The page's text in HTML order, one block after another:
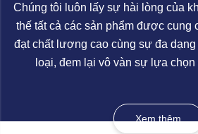
Chúng tôi luôn lấy sự hài lòng của
thế tất cả các sản phẩm được cung
đạt chất lượng cao cùng sự đa dạng
loại, đem lại vô vàn sự lựa
Xem thêm